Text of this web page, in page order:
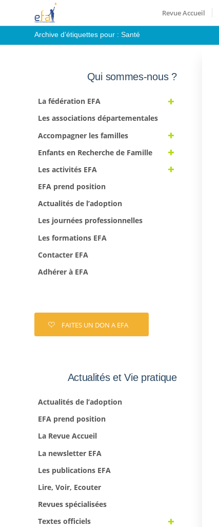
Revue Accueil
Archive d’étiquettes pour : Santé
Qui sommes-nous ?
La fédération EFA
Les associations départementales
Accompagner les familles
Enfants en Recherche de Famille
Les activités EFA
EFA prend position
Actualités de l’adoption
Les journées professionnelles
Les formations EFA
Contacter EFA
Adhérer à EFA
FAITES UN DON A EFA
Actualités et Vie pratique
Actualités de l’adoption
EFA prend position
La Revue Accueil
La newsletter EFA
Les publications EFA
Lire, Voir, Ecouter
Revues spécialisées
Textes officiels